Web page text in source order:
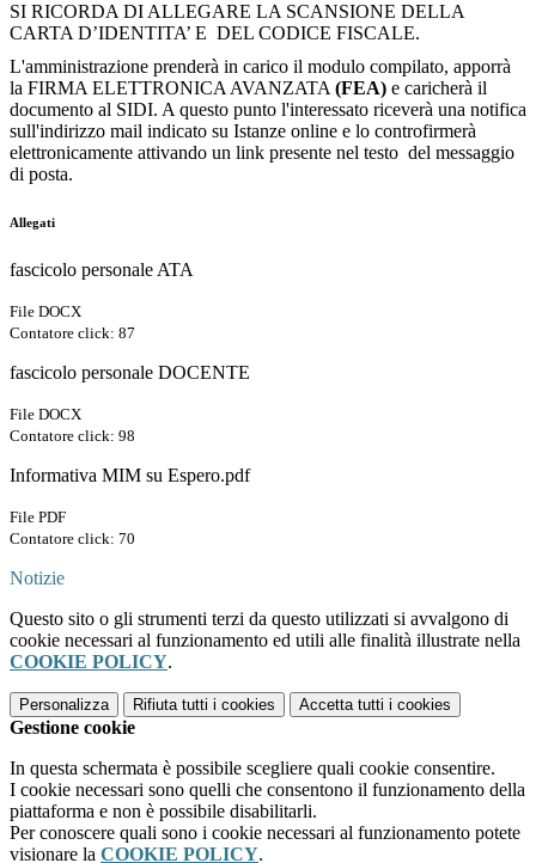
SI RICORDA DI ALLEGARE LA SCANSIONE DELLA
CARTA D’IDENTITA’ E DEL CODICE FISCALE.
L'amministrazione prenderà in carico il modulo compilato, apporrà
la FIRMA ELETTRONICA AVANZATA (FEA) e caricherà il
documento al SIDI. A questo punto l'interessato riceverà una notifica
sull'indirizzo mail indicato su Istanze online e lo controfirmerà
elettronicamente attivando un link presente nel testo del messaggio
di posta.
Allegati
fascicolo personale ATA
File DOCX
Contatore click: 87
fascicolo personale DOCENTE
File DOCX
Contatore click: 98
Informativa MIM su Espero.pdf
File PDF
Contatore click: 70
Notizie
Questo sito o gli strumenti terzi da questo utilizzati si avvalgono di
cookie necessari al funzionamento ed utili alle finalità illustrate nella
COOKIE POLICY.
Personalizza Rifiuta tutti i cookies Accetta tutti i cookies
Gestione cookie
In questa schermata è possibile scegliere quali cookie consentire.
I cookie necessari sono quelli che consentono il funzionamento della
piattaforma e non è possibile disabilitarli.
Per conoscere quali sono i cookie necessari al funzionamento potete
visionare la COOKIE POLICY.